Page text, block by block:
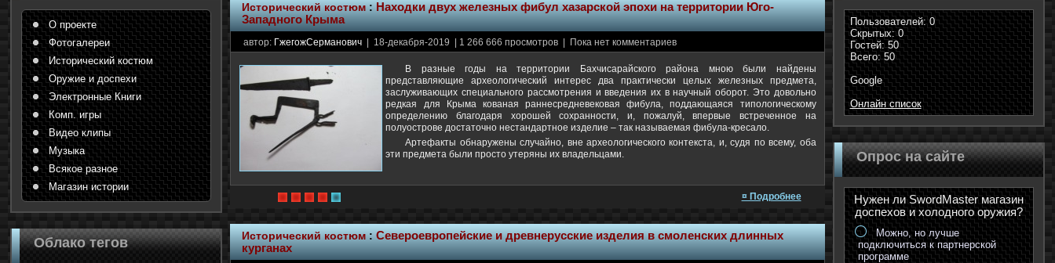
Исторический костюм: Находки двух железных фибул хазарской эпохи на территории Юго-
Западного Крыма
автор: ГжегожСерманович | 18-декабря-2019 | 1 266 666 просмотров | Пока нет комментариев
В разные годы на территории Бахчисарайского района мною были найдены
представляющие археологический интерес два практически целых железных предмета,
заслуживающих специального рассмотрения и введения их в научный оборот. Это довольно
редкая для Крыма кованая раннесредневековая фибула, поддающаяся типологическому
определению благодаря хорошей сохранности, и, пожалуй, впервые встреченное на
полуострове достаточно нестандартное изделие – так называемая фибула-кресало.
Артефакты обнаружены случайно, вне археологического контекста, и, судя по всему, оба
эти предмета были просто утеряны их владельцами.
¤ Подробнее
Исторический костюм: Североевропейские и древнерусские изделия в смоленских длинных
курганах
О проекте
Фотогалереи
Исторический костюм
Оружие и доспехи
Электронные Книги
Комп. игры
Видео клипы
Музыка
Всякое разное
Магазин истории
Облако тегов
Пользователей: 0
Скрытых: 0
Гостей: 50
Всего: 50
Google
Онлайн список
Опрос на сайте
Нужен ли SwordMaster магазин
доспехов и холодного оружия?
Можно, но лучше
подключиться к партнерской
программе